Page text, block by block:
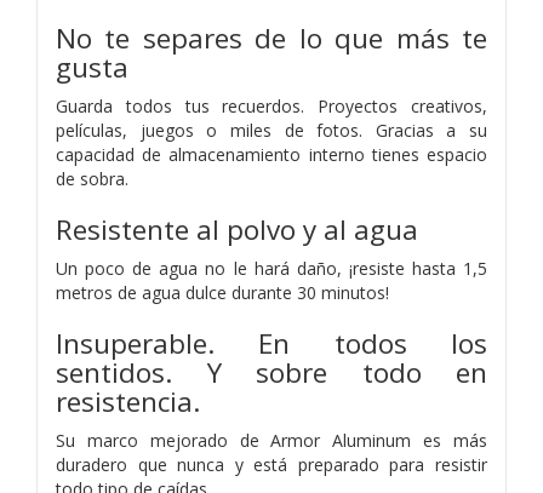
No te separes de lo que más te
gusta
Guarda todos tus recuerdos. Proyectos creativos,
películas, juegos o miles de fotos. Gracias a su
capacidad de almacenamiento interno tienes espacio
de sobra.
Resistente al polvo y al agua
Un poco de agua no le hará daño, ¡resiste hasta 1,5
metros de agua dulce durante 30 minutos!
Insuperable. En todos los
sentidos. Y sobre todo en
resistencia.
Su marco mejorado de Armor Aluminum es más
duradero que nunca y está preparado para resistir
todo tipo de caídas.